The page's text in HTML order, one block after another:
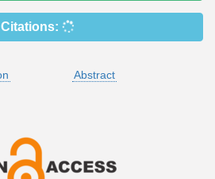
Citations:
Abstract